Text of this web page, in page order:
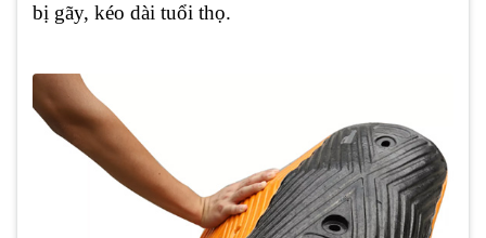
bị gãy, kéo dài tuổi thọ.